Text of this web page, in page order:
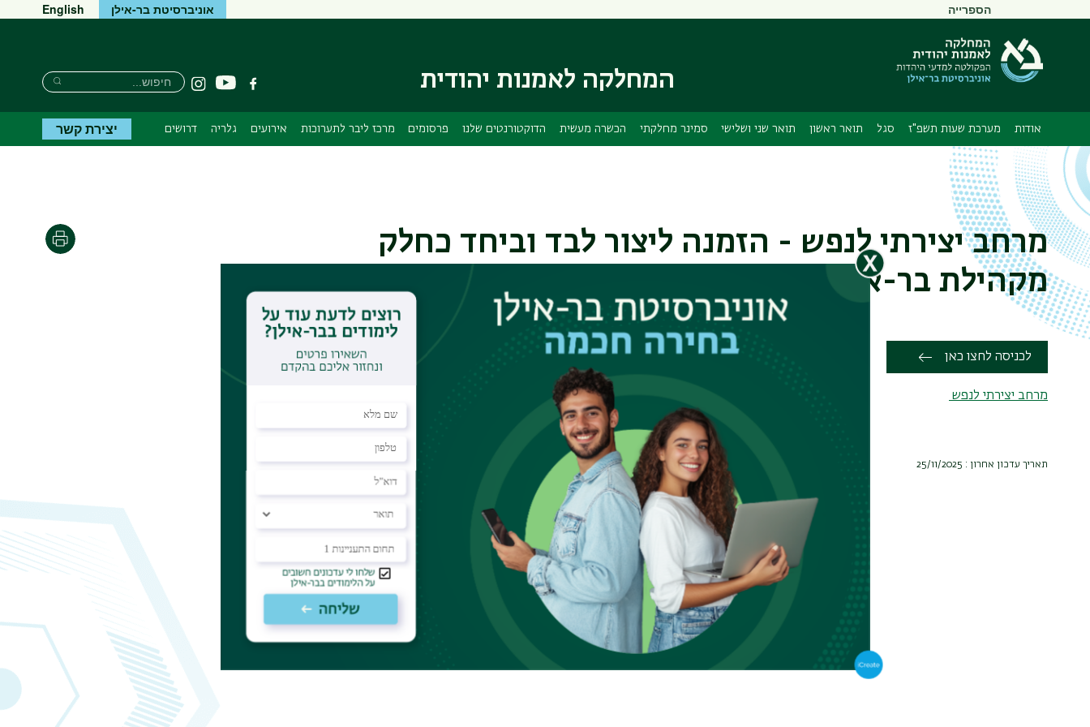
ראשי
תפריט
משני
הספרייה אוניברסיטת בר-אילן English
המחלקה לאמנות יהודית פייסבוקיוטיוב Instagram
חיפוש
חיפוש
חיפוש
אודות מערכת שעות תשפ"ז סגל תואר ראשון תואר שני ושלישי סמינר מחלקתי הכשרה מעשית הדוקטורנטים שלנו פרסומים מרכז ליבר לתערוכות אירועים גלריה דרושים יצירת קשר
מרחב יצירתי לנפש - הזמנה ליצור לבד וביחד כחלק
מקהילת בר-אילן
הדפסה
לכניסה לחצו כאן
מרחב יצירתי לנפש
תאריך עדכון אחרון : 25/11/2025